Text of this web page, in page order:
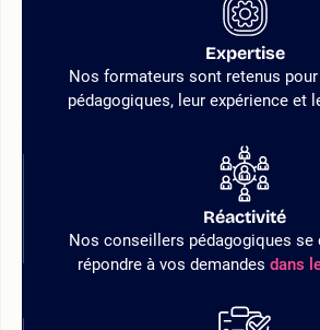
Expertise
Nos formateurs sont retenus
pédagogiques, leur expérience et
Réactivité
Nos conseillers pédagogiques se
répondre à vos demandes dans